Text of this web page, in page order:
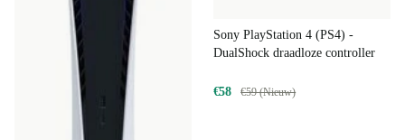
Sony PlayStation 4 (PS4) -
DualShock draadloze controller
€58 €59 (Nieuw)